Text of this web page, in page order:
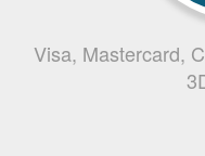
Visa, Mastercard,